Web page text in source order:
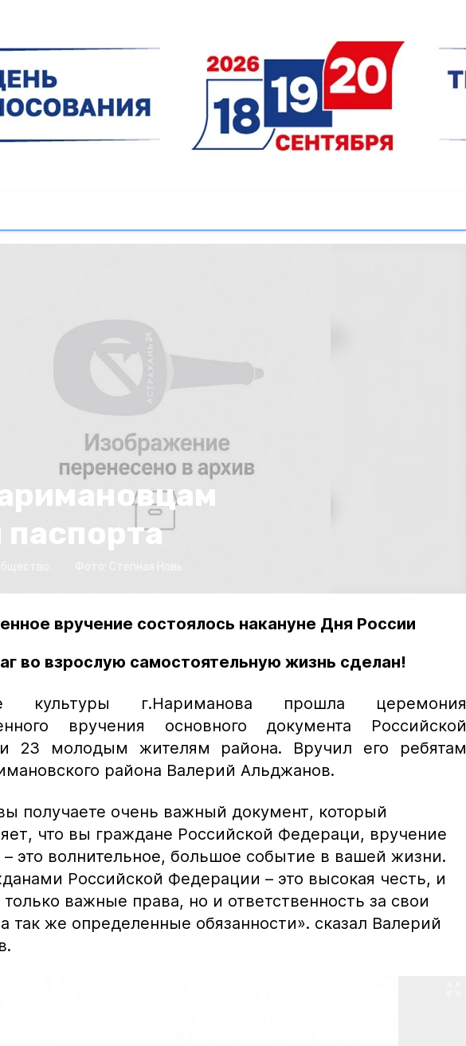
вручение состоялось накануне Дня России
во взрослую самостоятельную жизнь сделан!
г.Нариманова прошла церемония
вручения основного документа Российской
23 молодым жителям района. Вручил его ребятам
района Валерий Альджанов.
получаете очень важный документ, который
что вы граждане Российской Федераци, вручение
– это волнительное, большое событие в вашей жизни.
Российской Федерации – это высокая честь, и
важные права, но и ответственность за свои
так же определенные обязанности». сказал Валерий